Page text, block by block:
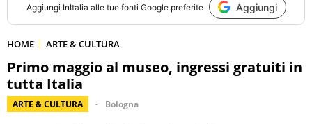
Aggiungi InItalia alle tue fonti Google preferite Aggiungi
HOME ARTE & CULTURA
Primo maggio al museo, ingressi gratuiti in
tutta Italia
ARTE & CULTURA Bologna